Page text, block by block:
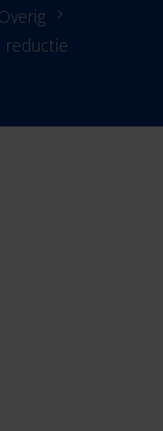
Overig
reductie